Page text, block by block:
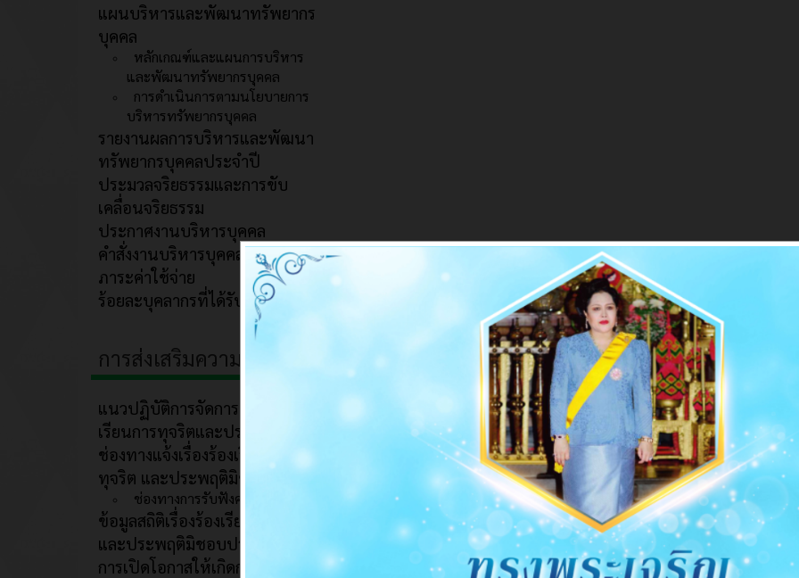
แผนบริหารและพัฒนาทรัพยากร
บุคคล
หลักเกณฑ์และแผนการบริหาร
และพัฒนาทรัพยากรบุคคล
การดำเนินการตามนโยบายการ
บริหารทรัพยากรบุคคล
รายงานผลการบริหารและพัฒนา
ทรัพยากรบุคคลประจำปี
ประมวลจริยธรรมและการขับ
เคลื่อนจริยธรรม
ประกาศงานบริหารบุคคล
คำสั่งงานบริหารบุคคล
ภาระค่าใช้จ่าย
ร้อยละบุคลากรที่ได้รับการพัฒนา
การส่งเสริมความโปร่งใส
แนวปฏิบัติการจัดการเรื่องร้อง
เรียนการทุจริตและประพฤติมิชอบ
ช่องทางแจ้งเรื่องร้องเรียนการ
ทุจริต และประพฤติมิชอบ
ช่องทางการรับฟังความคิดเห็น
ข้อมูลสถิติเรื่องร้องเรียนการทุจริต
และประพฤติมิชอบประจำปี
การเปิดโอกาสให้เกิดการมีส่วนร่วม